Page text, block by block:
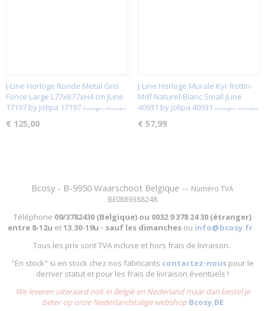
J-Line Horloge Ronde Metal Gris
Fonce Large L77xB77xH4 cm JLine
17197 by Jolipa 17197 horloges-murales
€ 125,00
J-Line Horloge Murale Kyr Rottin-
Mdf Naturel-Blanc Small JLine
40931 by Jolipa 40931 horloges-murales
€ 57,99
Bcosy - B-9950 Waarschoot Belgique -- Numéro TVA
BE0889388248
Téléphone 09/3782430 (Belgique) ou 0032 9 378 24 30 (étranger)
entre 8-12u et13.30-19u - sauf les dimanchesou info@bcosy.fr
Tous les prix sont TVA incluse et hors frais de livraison.
"En stock" si en stock chez nos fabricants contactez-nous pour le
dernier statut et pour les frais de livraison éventuels !
We leveren uiteraard ook in België en Nederland maar dan bestel je
beter op onze Nederlandstalige webshopBcosy.BE